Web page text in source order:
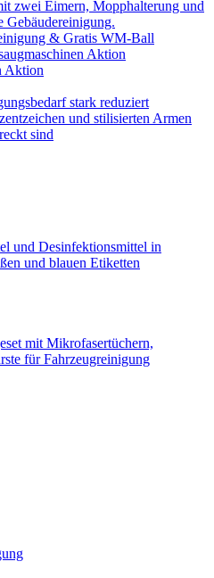
& Gratis WM-Ball
Aktion
Aktion
stark reduziert